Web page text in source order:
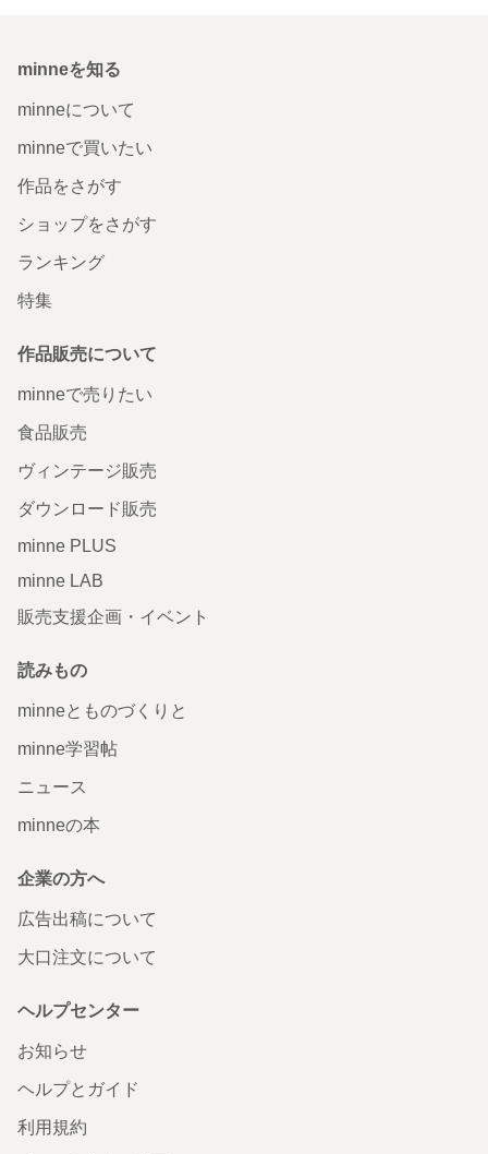
minneを知る
minneについて
minneで買いたい
作品をさがす
ショップをさがす
ランキング
特集
作品販売について
minneで売りたい
食品販売
ヴィンテージ販売
ダウンロード販売
minne PLUS
minne LAB
販売支援企画・イベント
読みもの
minneとものづくりと
minne学習帖
ニュース
minneの本
企業の方へ
広告出稿について
大口注文について
ヘルプセンター
お知らせ
ヘルプとガイド
利用規約